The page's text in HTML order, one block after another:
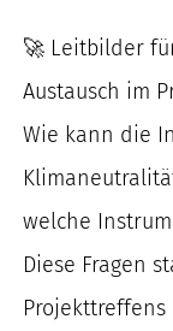
🚀 Leitbilder
Austausch im
Wie kann die
welche
Diese Fragen
Projekttreffens